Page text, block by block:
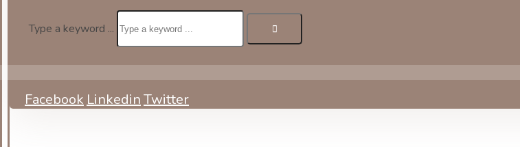
Type a keyword ...
Facebook LinkedinTwitter